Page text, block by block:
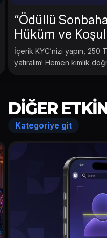
“Ödüllü
Hüküm ve
İçerik KYC’nizi yapın, 250
yatıralım! Hemen kimlik
DIĞER
Kategoriye git